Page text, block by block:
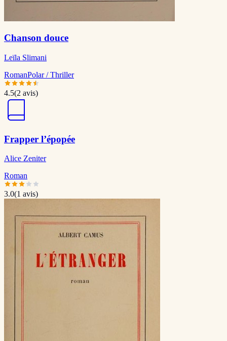
Chanson douce
Leïla Slimani
RomanPolar / Thriller
4.5(2 avis)
Frapper l’épopée
Alice Zeniter
Roman
3.0(1 avis)